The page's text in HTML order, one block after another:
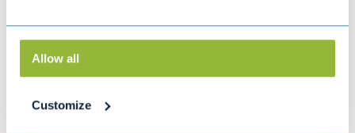
Allow all
Customize
- gespecialiseerd in onderhoud, reparatie en schadeherstel
- inruil van uw brommobiel of auto is mogelijk
- financiering of lease mogelijk
2 eigen vestigingen:
Zowel in Opmeer als in Amsterdam zijn royale showrooms
waarin u onze producten en modellen van diverse